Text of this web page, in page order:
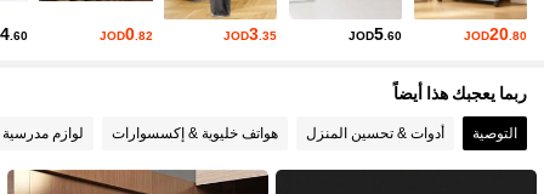
4.84 3.1K متابعون
4.84
4.84 3.1K متابعون
JOD20.80
JOD5.60
JOD3 .35
JOD0.82
4.60
ربما يعجبك هذا أيضاً
التوصية أدوات & تحسين المنزل هواتف خليوية & إكسسوارات لوازم مدرسية